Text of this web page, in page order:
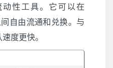
性工具。它可以在
自由流通和兑换。与
度更快。